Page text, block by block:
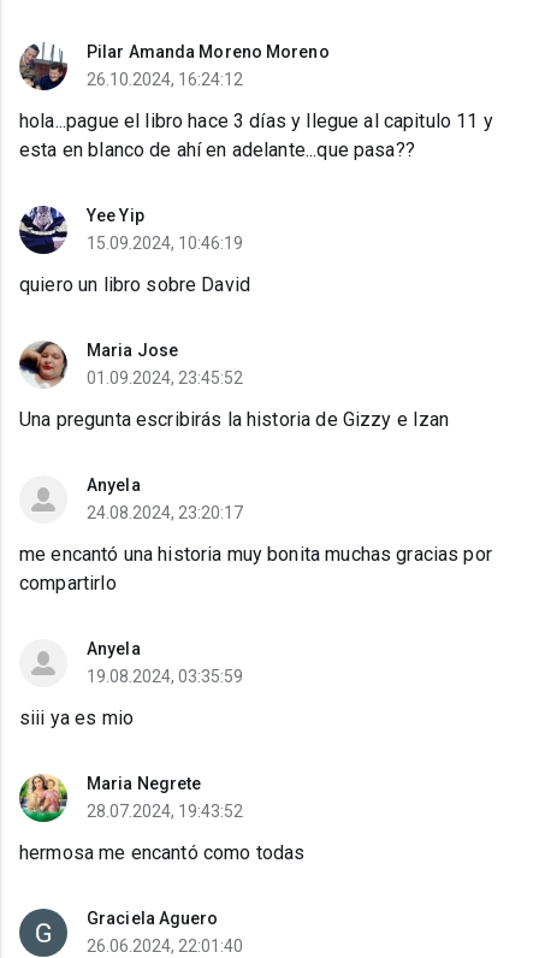
Pilar Amanda Moreno Moreno
26.10.2024, 16:24:12
hola...pague el libro hace 3 días y llegue al capitulo 11 y
esta en blanco de ahí en adelante...que pasa??
Yee Yip
15.09.2024, 10:46:19
quiero un libro sobre David
Maria Jose
01.09.2024, 23:45:52
Una pregunta escribirás la historia de Gizzy e Izan
Anyela
24.08.2024, 23:20:17
me encantó una historia muy bonita muchas gracias por
compartirlo
Anyela
19.08.2024, 03:35:59
siii ya es mio
Maria Negrete
28.07.2024, 19:43:52
hermosa me encantó como todas
Graciela Aguero
26.06.2024, 22:01:40